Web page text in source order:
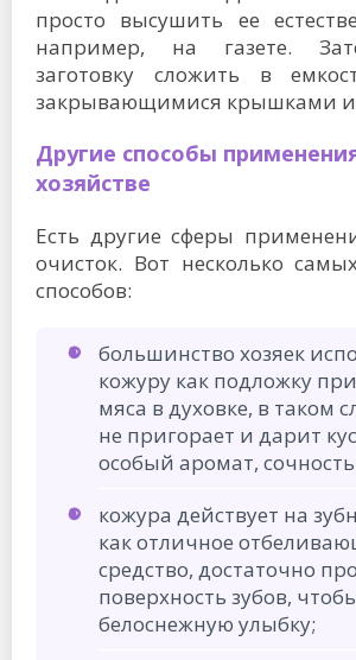
просто высушить ее
например, на газете.
заготовку сложить в
закрывающимися крышками и
Другие способы
хозяйстве
Есть другие сферы
очисток. Вот несколько
способов:
большинство хозяек
кожуру как подложку
мяса в духовке, в таком
не пригорает и дарит
особый аромат,
кожура действует на
как отличное
средство, достаточно
поверхность зубов,
белоснежную улыбку;